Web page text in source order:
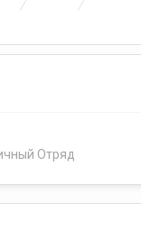
Отряд